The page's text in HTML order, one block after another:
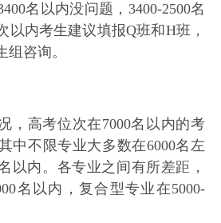
名以内没问题，3400-2500名
以内考生建议填报Q班和H班，
咨询。
，高考位次在7000名以内的考
中不限专业大多数在6000名左
以内。各专业之间有所差距，
名以内，复合型专业在5000-